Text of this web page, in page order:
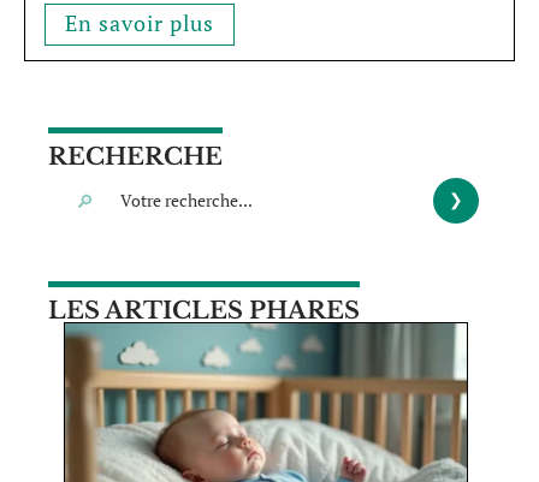
En savoir plus
RECHERCHE
LES ARTICLES PHARES